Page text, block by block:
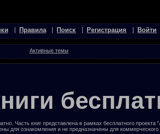
Правила Поиск Регистрация Войти
Активные темы
Часть книг представлена в рамках бесплатного проекта
для ознакомления и не предназначены для коммерческого